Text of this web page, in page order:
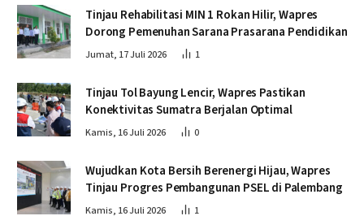
Tinjau Rehabilitasi MIN 1 Rokan Hilir, Wapres
Dorong Pemenuhan Sarana Prasarana Pendidikan
Jumat, 17 Juli 2026 1
Tinjau Tol Bayung Lencir, Wapres Pastikan
Konektivitas Sumatra Berjalan Optimal
Kamis, 16 Juli 2026 0
Wujudkan Kota Bersih Berenergi Hijau, Wapres
Tinjau Progres Pembangunan PSEL di Palembang
Kamis, 16 Juli 2026 1